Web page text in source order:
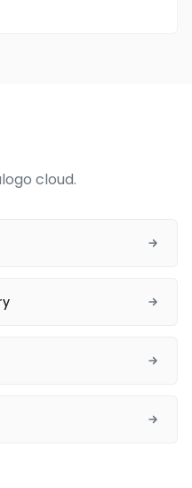
cloud.